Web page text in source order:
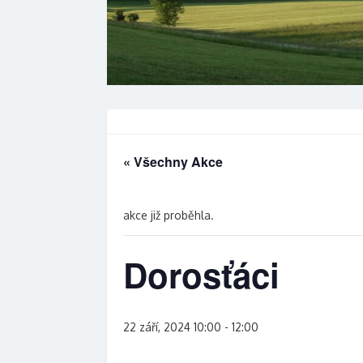
« Všechny Akce
akce již proběhla.
Dorosťáci
22 září, 2024 10:00 - 12:00